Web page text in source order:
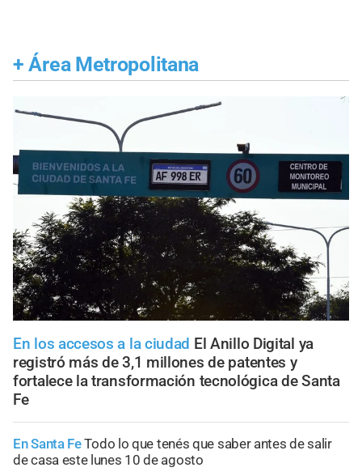
+ Área Metropolitana
En los accesos a la ciudad El Anillo Digital ya
registró más de 3,1 millones de patentes y
fortalece la transformación tecnológica de Santa
Fe
En Santa FeTodo lo que tenés que saber antes de salir
de casa este lunes 10 de agosto